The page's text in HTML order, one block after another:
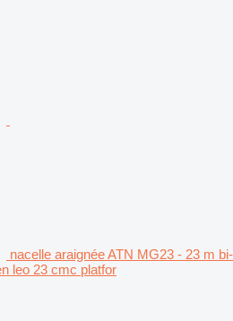
nacelle araignée ATN MG23 - 23 m bi-
leo 23 cmc platfor